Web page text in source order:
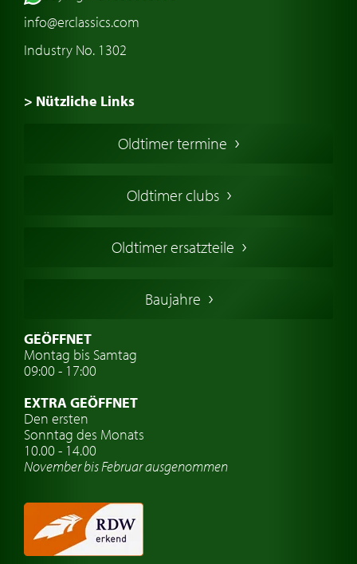
info@erclassics.com
Industry No. 1302
> Nützliche Links
Oldtimers in Europa
Englische Oldtimer
Deutsche Oldtimer
Schwedische Oldtimer
Oldtimer mit h-kennzeichen
Auto Oldtimer Markt
Oldtimer-Versicherung
Oldtimer-Clubs
Oldtimer-Reisen
Automarken uhren
Oldtimer termine
Oldtimer clubs
Oldtimer ersatzteile
Baujahre
GEÖFFNET
Montag bis Samtag
09:00 - 17:00
EXTRA GEÖFFNET
Den ersten
Sonntag des Monats
10.00 - 14.00
November bis Februar ausgenommen